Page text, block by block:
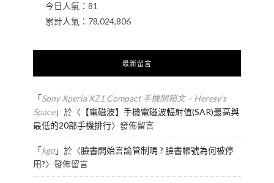
今日人氣： 81
累計人氣： 78,024,806
最新留言
「Sony Xperia XZ1 Compact 手機開箱文 – Heresy's
Space」於〈 【電磁波】手機電磁波輻射值(SAR)最高與
最低的20部手機排行〉發佈留言
「kgo」於〈臉書開始言論管制嗎 ? 臉書帳號為何被停
用?〉發佈留言